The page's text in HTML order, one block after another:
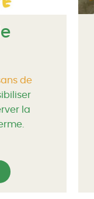
de
la